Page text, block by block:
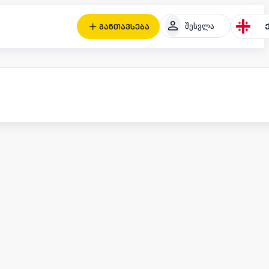
განთავსება შესვლა